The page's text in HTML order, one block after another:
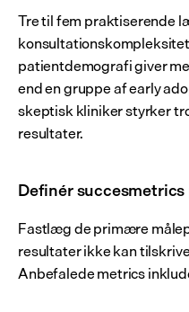
Tre til fem praktiserende
patientdemografi giver
end en gruppe af early
skeptisk kliniker styrker
resultater.
Definér
Fastlæg de primære
resultater ikke kan
Anbefalede metrics